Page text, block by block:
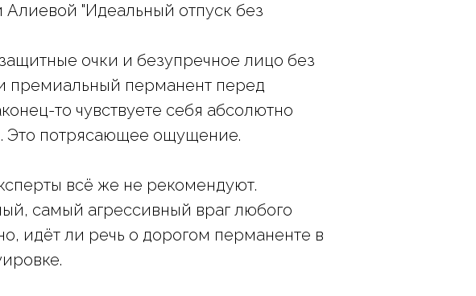
Алиевой "Идеальный отпуск без
очки и безупречное лицо без
премиальный перманент перед
то чувствуете себя абсолютно
Это потрясающее ощущение.
всё же не рекомендуют.
самый агрессивный враг любого
идёт ли речь о дорогом перманенте в